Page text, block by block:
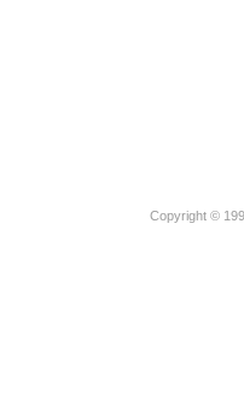
Copyright ©